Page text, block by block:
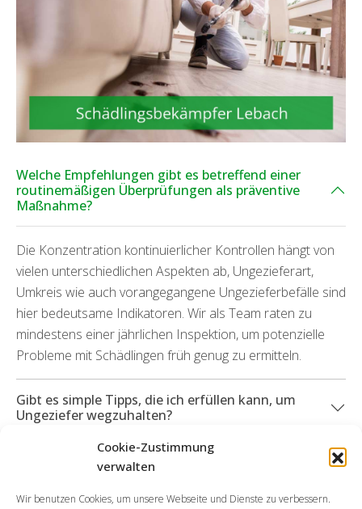
Cookie-Zustimmung
verwalten
Wir benutzen Cookies, um unsere Webseite und Dienste zu verbessern.
Welche Empfehlungen gibt es betreffend einer
routinemäßigen Überprüfungen als präventive
Maßnahme?
Die Konzentration kontinuierlicher Kontrollen hängt von
vielen unterschiedlichen Aspekten ab, Ungezieferart,
Umkreis wie auch vorangegangene Ungezieferbefälle sind
hier bedeutsame Indikatoren. Wir als Team raten zu
mindestens einer jährlichen Inspektion, um potenzielle
Probleme mit Schädlingen früh genug zu ermitteln.
Gibt es simple Tipps, die ich erfüllen kann, um
Ungeziefer wegzuhalten?
Was geschieht, wenn Schäden durch die
Ungeziefer hervorgetreten sind?